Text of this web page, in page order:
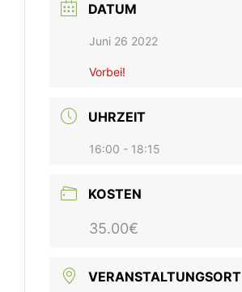
DATUM
Juni 26 2022
Vorbei!
UHRZEIT
16:00 - 18:15
KOSTEN
35.00€
VERANSTALTUNGSORT